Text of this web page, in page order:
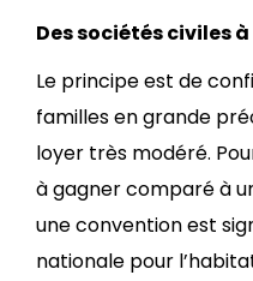
Des sociétés civiles
Le principe est de
familles en grande
loyer très modéré.
à gagner comparé à
une convention est
nationale pour